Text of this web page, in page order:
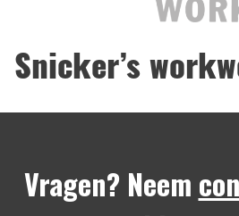
Snicker’s
Vragen? Neem